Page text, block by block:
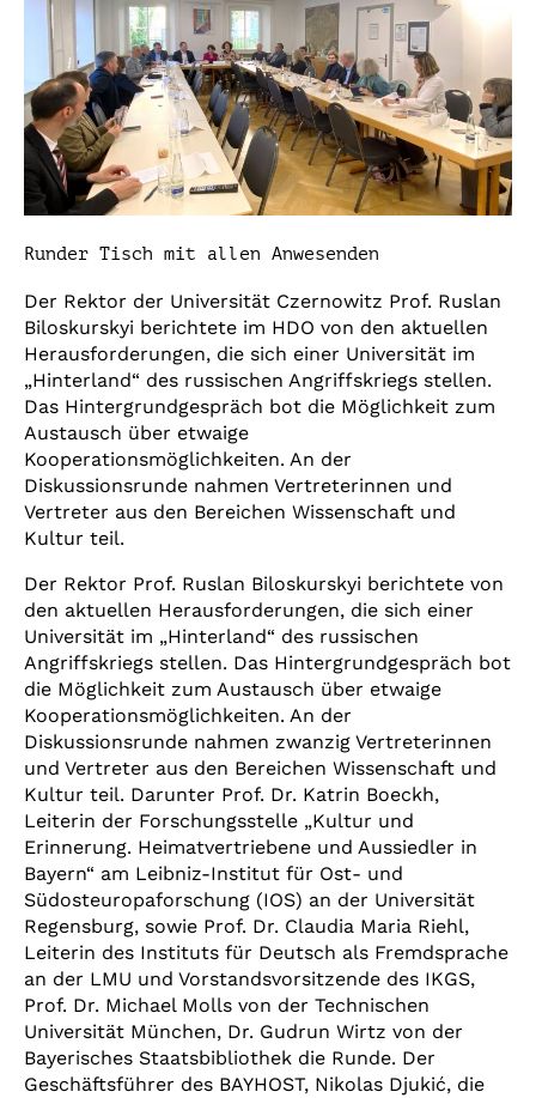
Brennpunkt
Ukraine
Runder Tisch mit allen Anwesenden
Der Rektor der Universität Czernowitz Prof. Ruslan
Biloskurskyi berichtete im HDO von den aktuellen
Herausforderungen, die sich einer Universität im
„Hinterland“ des russischen Angriffskriegs stellen.
Das Hintergrundgespräch bot die Möglichkeit zum
Austausch über etwaige
Kooperationsmöglichkeiten. An der
Diskussionsrunde nahmen Vertreterinnen und
Vertreter aus den Bereichen Wissenschaft und
Kultur teil.
Der Rektor Prof. Ruslan Biloskurskyi berichtete von
den aktuellen Herausforderungen, die sich einer
Universität im „Hinterland“ des russischen
Angriffskriegs stellen. Das Hintergrundgespräch bot
die Möglichkeit zum Austausch über etwaige
Kooperationsmöglichkeiten. An der
Diskussionsrunde nahmen zwanzig Vertreterinnen
und Vertreter aus den Bereichen Wissenschaft und
Kultur teil. Darunter Prof. Dr. Katrin Boeckh,
Leiterin der Forschungsstelle „Kultur und
Erinnerung. Heimatvertriebene und Aussiedler in
Bayern“ am Leibniz-Institut für Ost- und
Südosteuropaforschung (IOS) an der Universität
Regensburg, sowie Prof. Dr. Claudia Maria Riehl,
Leiterin des Instituts für Deutsch als Fremdsprache
an der LMU und Vorstandsvorsitzende des IKGS,
Prof. Dr. Michael Molls von der Technischen
Universität München, Dr. Gudrun Wirtz von der
Bayerisches Staatsbibliothek die Runde. Der
Geschäftsführer des BAYHOST, Nikolas Djukić, die